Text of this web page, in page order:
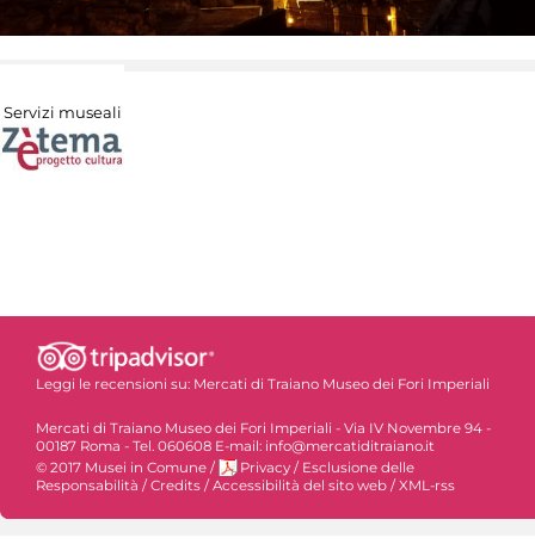
Servizi museali
Leggi le recensioni su: Mercati di Traiano Museo dei Fori Imperiali
Mercati di Traiano Museo dei Fori Imperiali - Via IV Novembre 94 -
00187 Roma - Tel. 060608 E-mail: info@mercatiditraiano.it
© 2017 Musei in Comune / Privacy / Esclusione delle
Responsabilità /Credits /Accessibilità del sito web /XML-rss